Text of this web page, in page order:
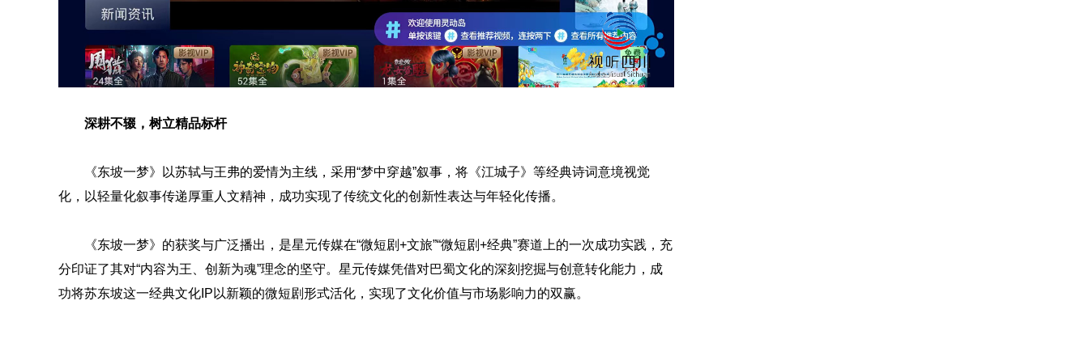
深耕不辍，树立精品标杆
《东坡一梦》以苏轼与王弗的爱情为主线，采用“梦中穿越”叙事，将《江城子》等经典诗词意境视觉
化，以轻量化叙事传递厚重人文精神，成功实现了传统文化的创新性表达与年轻化传播。
《东坡一梦》的获奖与广泛播出，是星元传媒在“微短剧+文旅”“微短剧+经典”赛道上的一次成功实践，充
分印证了其对“内容为王、创新为魂”理念的坚守。星元传媒凭借对巴蜀文化的深刻挖掘与创意转化能力，成
功将苏东坡这一经典文化IP以新颖的微短剧形式活化，实现了文化价值与市场影响力的双赢。